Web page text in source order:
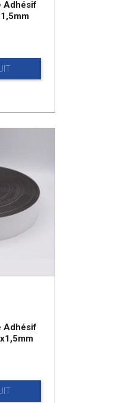
Adhésif
Adhésif